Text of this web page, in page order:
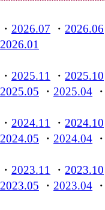
・ 2026.07 ・ 2026.06
2026.01
・ 2025.11 ・ 2025.10
2025.05 ・ 2025.04
・ 2024.11 ・ 2024.10
2024.05 ・ 2024.04
・ 2023.11 ・ 2023.10
2023.05 ・ 2023.04